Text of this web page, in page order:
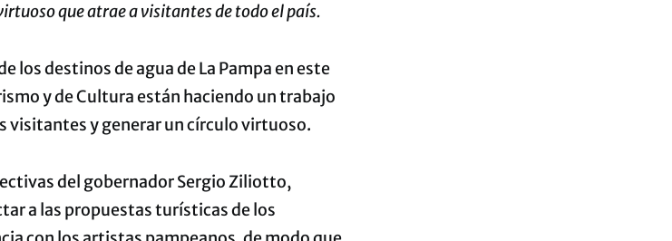
que atrae a visitantes de todo el país.
los destinos de agua de La Pampa en este
y de Cultura están haciendo un trabajo
visitantes y generar un círculo virtuoso.
del gobernador Sergio Ziliotto,
a las propuestas turísticas de los